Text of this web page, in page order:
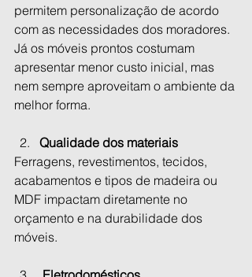
permitem personalização de acordo
com as necessidades dos moradores.
Já os móveis prontos costumam
apresentar menor custo inicial, mas
nem sempre aproveitam o ambiente da
melhor forma.
Qualidade dos materiais
Ferragens, revestimentos, tecidos,
acabamentos e tipos de madeira ou
MDF impactam diretamente no
orçamento e na durabilidade dos
móveis.